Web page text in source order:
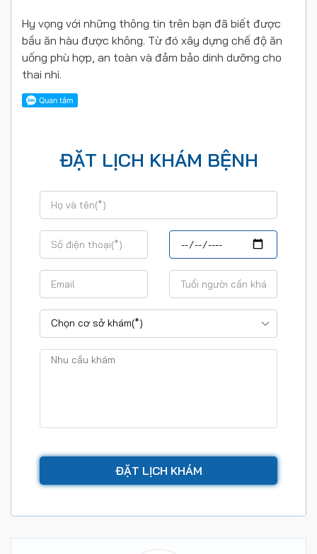
Hy vọng với những thông tin trên bạn đã biết được
bầu ăn hàu được không. Từ đó xây dựng chế độ ăn
uống phù hợp, an toàn và đảm bảo dinh dưỡng cho
thai nhi.
ĐẶT LỊCH KHÁM BỆNH